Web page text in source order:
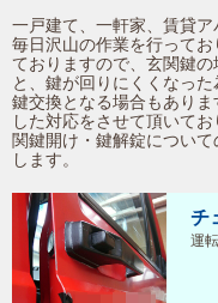
一戸建て、一軒家、賃貸
毎日沢山の作業を行って
ておりますので、玄関鍵
と、鍵が回りにくくなっ
鍵交換となる場合もあり
した対応をさせて頂いて
関鍵開け・鍵解錠につい
します。
チ
運